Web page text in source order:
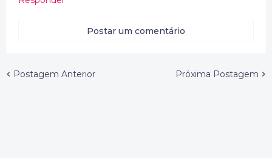
Postar um comentário
Postagem Anterior Próxima Postagem